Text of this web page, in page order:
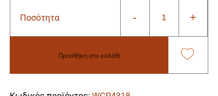
Ποσότητα -
Wadfow
60X450mm
+
Προσθήκη στο καλάθι